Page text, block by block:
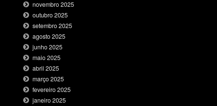
novembro 2025
outubro 2025
setembro 2025
agosto 2025
junho 2025
maio 2025
abril 2025
março 2025
fevereiro 2025
janeiro 2025